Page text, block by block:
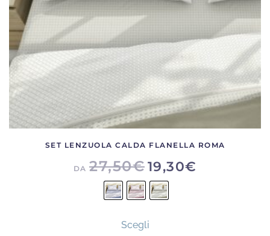
nella
del
prodotto
SET LENZUOLA CALDA FLANELLA ROMA
DA 27,50€19,30€
Scegliprodotto